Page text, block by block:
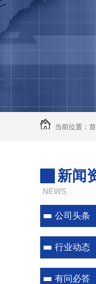
当前位置：
新闻
NEWS
公司头条
行业动态
有问必答